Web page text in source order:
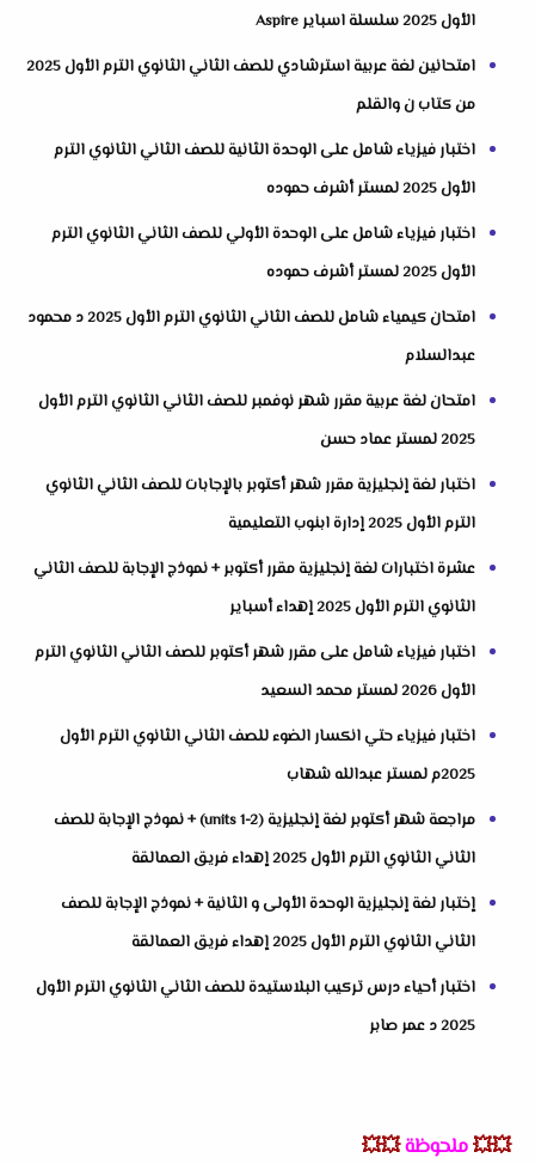
الأول 2025 سلسلة اسباير Aspire
امتحانين لغة عربية استرشادي للصف الثاني الثانوي الترم الأول 2025
من كتاب ن والقلم
اختبار فيزياء شامل على الوحدة الثانية للصف الثاني الثانوي الترم
الأول 2025 لمستر أشرف حموده
اختبار فيزياء شامل على الوحدة الأولي للصف الثاني الثانوي الترم
الأول 2025 لمستر أشرف حموده
امتحان كيمياء شامل للصف الثاني الثانوي الترم الأول 2025 د محمود
عبدالسلام
امتحان لغة عربية مقرر شهر نوفمبر للصف الثاني الثانوي الترم الأول
2025 لمستر عماد حسن
اختبار لغة إنجليزية مقرر شهر أكتوبر بالإجابات للصف الثاني الثانوي
الترم الأول 2025 إدارة ابنوب التعليمية
عشرة اختبارات لغة إنجليزية مقرر أكتوبر + نموذج الإجابة للصف الثاني
الثانوي الترم الأول 2025 إهداء أسباير
اختبار فيزياء شامل على مقرر شهر أكتوبر للصف الثاني الثانوي الترم
الأول 2026 لمستر محمد السعيد
اختبار فيزياء حتي انكسار الضوء للصف الثاني الثانوي الترم الأول
2025م لمستر عبدالله شهاب
مراجعة شهر أكتوبر لغة إنجليزية (units 1-2) + نموذج الإجابة للصف
الثاني الثانوي الترم الأول 2025 إهداء فريق العمالقة
إختبار لغة إنجليزية الوحدة الأولى و الثانية + نموذج الإجابة للصف
الثاني الثانوي الترم الأول 2025 إهداء فريق العمالقة
اختبار أحياء درس تركيب البلاستيدة للصف الثاني الثانوي الترم الأول
2025 د عمر صابر
💥💥ملحوظة💥💥